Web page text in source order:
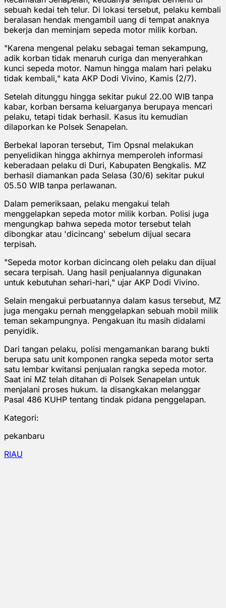
sebuah kedai teh telur. Di lokasi tersebut, pelaku kembali
beralasan hendak mengambil uang di tempat anaknya
bekerja dan meminjam sepeda motor milik korban.
"Karena mengenal pelaku sebagai teman sekampung,
adik korban tidak menaruh curiga dan menyerahkan
kunci sepeda motor. Namun hingga malam hari pelaku
tidak kembali," kata AKP Dodi Vivino, Kamis (2/7).
Setelah ditunggu hingga sekitar pukul 22.00 WIB tanpa
kabar, korban bersama keluarganya berupaya mencari
pelaku, tetapi tidak berhasil. Kasus itu kemudian
dilaporkan ke Polsek Senapelan.
Berbekal laporan tersebut, Tim Opsnal melakukan
penyelidikan hingga akhirnya memperoleh informasi
keberadaan pelaku di Duri, Kabupaten Bengkalis. MZ
berhasil diamankan pada Selasa (30/6) sekitar pukul
05.50 WIB tanpa perlawanan.
Dalam pemeriksaan, pelaku mengakui telah
menggelapkan sepeda motor milik korban. Polisi juga
mengungkap bahwa sepeda motor tersebut telah
dibongkar atau 'dicincang' sebelum dijual secara
terpisah.
"Sepeda motor korban dicincang oleh pelaku dan dijual
secara terpisah. Uang hasil penjualannya digunakan
untuk kebutuhan sehari-hari," ujar AKP Dodi Vivino.
Selain mengakui perbuatannya dalam kasus tersebut, MZ
juga mengaku pernah menggelapkan sebuah mobil milik
teman sekampungnya. Pengakuan itu masih didalami
penyidik.
Dari tangan pelaku, polisi mengamankan barang bukti
berupa satu unit komponen rangka sepeda motor serta
satu lembar kwitansi penjualan rangka sepeda motor.
Saat ini MZ telah ditahan di Polsek Senapelan untuk
menjalani proses hukum. Ia disangkakan melanggar
Pasal 486 KUHP tentang tindak pidana penggelapan.
Kategori:
pekanbaru
RIAU